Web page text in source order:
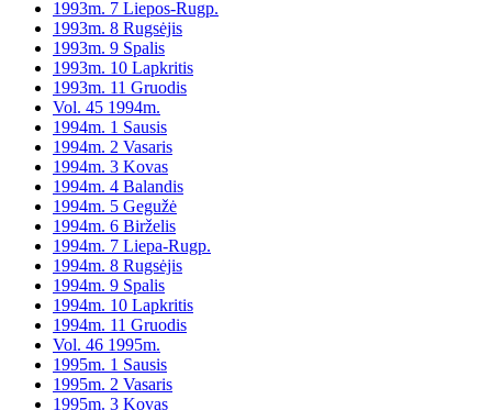
1993m. 7 Liepos-Rugp.
1993m. 8 Rugsėjis
1993m. 9 Spalis
1993m. 10 Lapkritis
1993m. 11 Gruodis
Vol. 45 1994m.
1994m. 1 Sausis
1994m. 2 Vasaris
1994m. 3 Kovas
1994m. 4 Balandis
1994m. 5 Gegužė
1994m. 6 Birželis
1994m. 7 Liepa-Rugp.
1994m. 8 Rugsėjis
1994m. 9 Spalis
1994m. 10 Lapkritis
1994m. 11 Gruodis
Vol. 46 1995m.
1995m. 1 Sausis
1995m. 2 Vasaris
1995m. 3 Kovas